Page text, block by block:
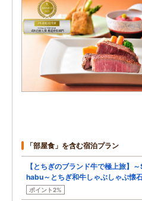
「部屋食」を含む宿泊プラン
【とちぎのブランド牛で極上旅】
habu～とちぎ和牛しゃぶしゃぶ懐
ポイント2%